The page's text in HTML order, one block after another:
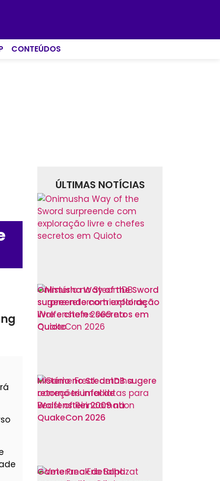
CONTEÚDOS
ÚLTIMAS NOTÍCIAS
Onimusha Way of the Sword
surpreende com exploração
livre e chefes secretos em
Quioto
Mistério no SteamDB sugere
retorno triunfal de
Wolfenstein 2009 na
QuakeCon 2026
Game Freak detalha